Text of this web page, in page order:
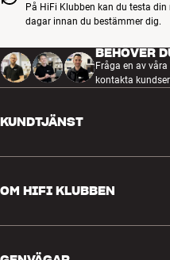
På HiFi Klubben kan du testa
dagar innan du bestämmer dig.
BEHÖVER
Fråga en av
kontakta
KUNDTJÄNST
Retur och reklamation
OM HIFI KLUBBEN